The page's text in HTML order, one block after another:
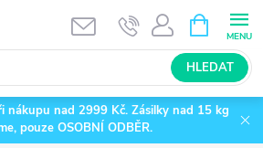
HLEDAT
NÁKUPNÍ
KOŠÍK
nákupu nad 2999 Kč. Zásilky nad 15 kg
pouze OSOBNÍ ODBĚR.